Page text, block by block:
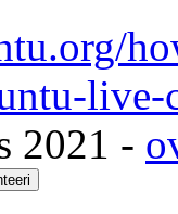
live-
2021 -